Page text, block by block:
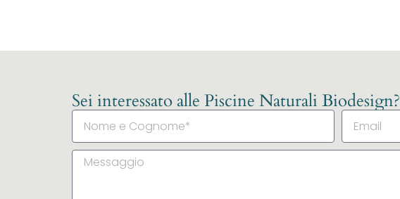
Sei interessato alle Piscine Naturali Biodesign?